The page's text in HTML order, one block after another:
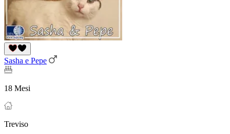
Sasha e Pepe
18 Mesi
Treviso